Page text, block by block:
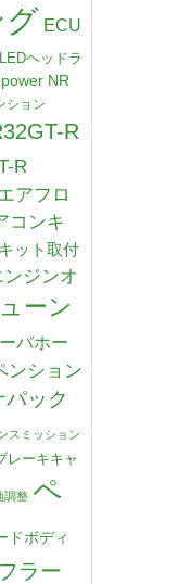
グ ECU
LEDヘッドラ
NR
ション
R
R
アフロ
コンキ
ット取付
ンジンオ
ーン
バホー
ンション
パック
スミッション
レーキキャ
調整 ペ
ドボディ
ラー